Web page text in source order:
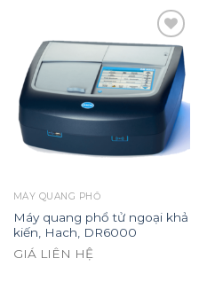
Add to
wishlist
MÁY QUANG PHỔ
Máy quang phổ tử ngoại khả
kiến, Hach, DR6000
GIÁ LIÊN HỆ